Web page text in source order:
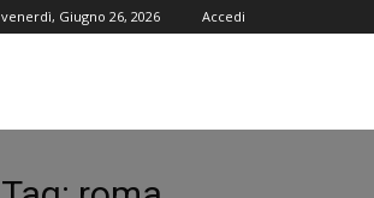
venerdì, Giugno 26, 2026 Accedi